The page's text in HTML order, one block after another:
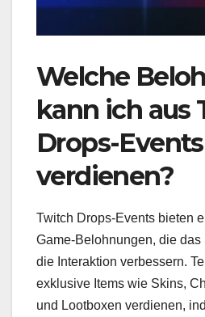
Welche
kann ich aus
Drops-Events
verdienen?
Twitch Drops-Events bieten
Game-Belohnungen, die
die Interaktion verbessern.
exklusive Items wie Skins,
und Lootboxen verdienen,